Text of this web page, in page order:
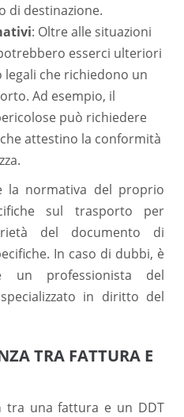
di destinazione.
: Oltre alle situazioni
esserci ulteriori
che richiedono un
Ad esempio, il
può richiedere
attestino la conformità
la normativa del proprio
sul trasporto per
del documento di
In caso di dubbi, è
un professionista del
in diritto del
TRA FATTURA E
tra una fattura e un DDT